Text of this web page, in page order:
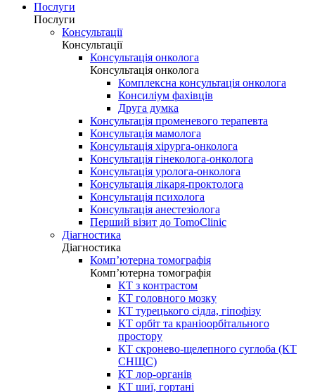
Послуги
Послуги
Консультації
Консультації
Консультація онколога
Консультація онколога
Комплексна консультація онколога
Консиліум фахівців
Друга думка
Консультація променевого терапевта
Консультація мамолога
Консультація хірурга-онколога
Консультація гінеколога-онколога
Консультація уролога-онколога
Консультація лікаря-проктолога
Консультація психолога
Консультація анестезіолога
Перший візит до TomoClinic
Діагностика
Діагностика
Комп’ютерна томографія
Комп’ютерна томографія
КТ з контрастом
КТ головного мозку
КТ турецького сідла, гіпофізу
КТ орбіт та краніоорбітального
простору
КТ скронево-щелепного суглоба (КТ
СНЩС)
КТ лор-органів
КТ шиї, гортані